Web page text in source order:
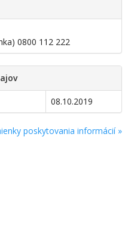
0800 112 222
08.10.2019
poskytovania informácií »